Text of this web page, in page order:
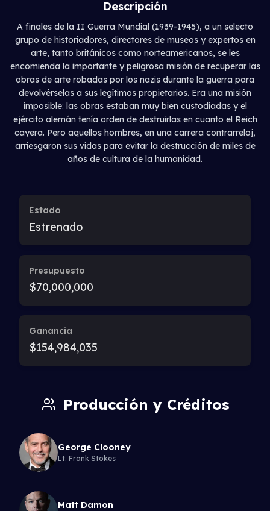
Descripción
A finales de la II Guerra Mundial (1939-1945), a un selecto
grupo de historiadores, directores de museos y expertos en
arte, tanto británicos como norteamericanos, se les
encomienda la importante y peligrosa misión de recuperar las
obras de arte robadas por los nazis durante la guerra para
devolvérselas a sus legítimos propietarios. Era una misión
imposible: las obras estaban muy bien custodiadas y el
ejército alemán tenía orden de destruirlas en cuanto el Reich
cayera. Pero aquellos hombres, en una carrera contrarreloj,
arriesgaron sus vidas para evitar la destrucción de miles de
años de cultura de la humanidad.
Estado
Estrenado
Presupuesto
$70,000,000
Ganancia
$154,984,035
Producción y Créditos
George Clooney
Lt. Frank Stokes
Matt Damon